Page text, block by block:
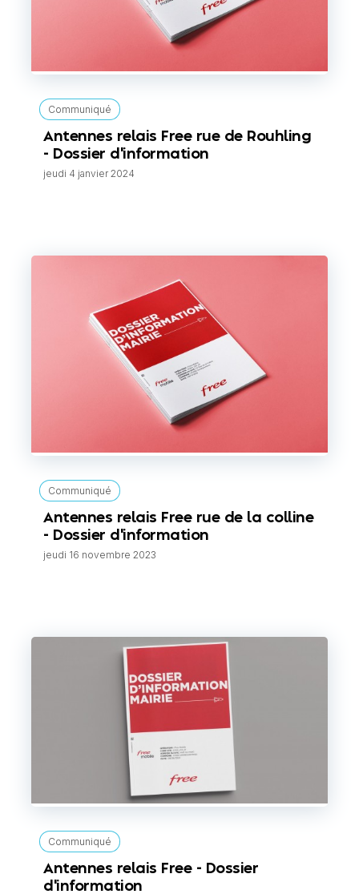
Communiqué
Antennes relais Free rue de Rouhling
- Dossier d'information
jeudi 4 janvier 2024
Communiqué
Antennes relais Free rue de la colline
- Dossier d'information
jeudi 16 novembre 2023
Communiqué
Antennes relais Free - Dossier
d'information